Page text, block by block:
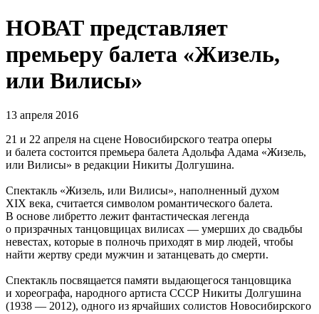
НОВАТ представляет
премьеру балета «Жизель,
или Вилисы»
13 апреля 2016
21 и 22 апреля на сцене Новосибирского театра оперы
и балета состоится премьера балета Адольфа Адама «Жизель,
или Вилисы» в редакции Никиты Долгушина.
Спектакль «Жизель, или Вилисы», наполненный духом
XIX века, считается символом романтического балета.
В основе либретто лежит фантастическая легенда
о призрачных танцовщицах вилисах — умерших до свадьбы
невестах, которые в полночь приходят в мир людей, чтобы
найти жертву среди мужчин и затанцевать до смерти.
Спектакль посвящается памяти выдающегося танцовщика
и хореографа, народного артиста СССР Никиты Долгушина
(1938 — 2012), одного из ярчайших солистов Новосибирского